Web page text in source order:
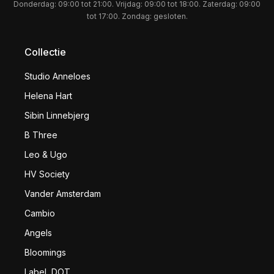
Donderdag: 09:00 tot 21:00. Vrijdag: 09:00 tot 18:00. Zaterdag: 09:00
tot 17:00. Zondag: gesloten.
Collectie
Studio Anneloes
Helena Hart
Sibin Linnebjerg
B Three
Leo & Ugo
HV Society
Vander Amsterdam
Cambio
Angels
Bloomings
LabeL DOT